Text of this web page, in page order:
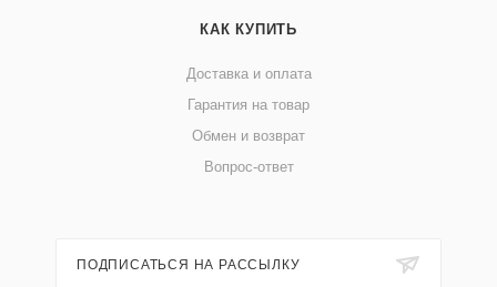
КАК КУПИТЬ
Доставка и оплата
Гарантия на товар
Обмен и возврат
Вопрос-ответ
ПОДПИСАТЬСЯ НА РАССЫЛКУ